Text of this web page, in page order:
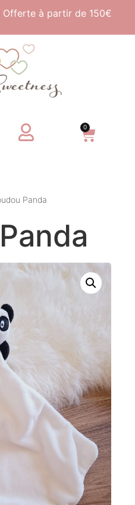
Offerte à partir de 150€
0
Panda